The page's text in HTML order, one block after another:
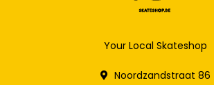
Your Local Skateshop
Noordzandstraat 86